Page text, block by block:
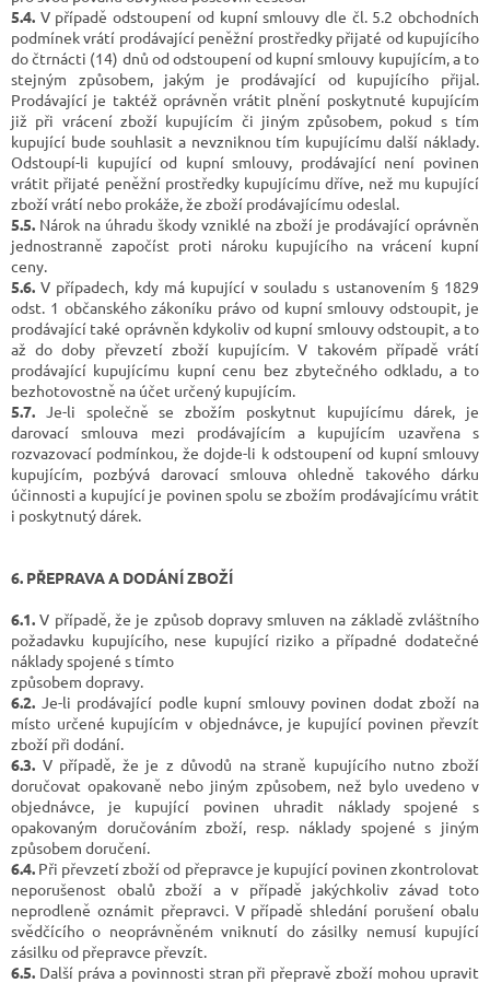
5.4. V případě odstoupení od kupní smlouvy dle čl. 5.2 obchodních
podmínek vrátí prodávající peněžní prostředky přijaté od kupujícího
do čtrnácti (14) dnů od odstoupení od kupní smlouvy kupujícím, a to
stejným způsobem, jakým je prodávající od kupujícího přijal.
Prodávající je taktéž oprávněn vrátit plnění poskytnuté kupujícím
již při vrácení zboží kupujícím či jiným způsobem, pokud s tím
kupující bude souhlasit a nevzniknou tím kupujícímu další náklady.
Odstoupí-li kupující od kupní smlouvy, prodávající není povinen
vrátit přijaté peněžní prostředky kupujícímu dříve, než mu kupující
zboží vrátí nebo prokáže, že zboží prodávajícímu odeslal.
5.5. Nárok na úhradu škody vzniklé na zboží je prodávající oprávněn
jednostranně započíst proti nároku kupujícího na vrácení kupní
ceny.
5.6. V případech, kdy má kupující v souladu s ustanovením § 1829
odst. 1 občanského zákoníku právo od kupní smlouvy odstoupit, je
prodávající také oprávněn kdykoliv od kupní smlouvy odstoupit, a to
až do doby převzetí zboží kupujícím. V takovém případě vrátí
prodávající kupujícímu kupní cenu bez zbytečného odkladu, a to
bezhotovostně na účet určený kupujícím.
5.7. Je-li společně se zbožím poskytnut kupujícímu dárek, je
darovací smlouva mezi prodávajícím a kupujícím uzavřena s
rozvazovací podmínkou, že dojde-li k odstoupení od kupní smlouvy
kupujícím, pozbývá darovací smlouva ohledně takového dárku
účinnosti a kupující je povinen spolu se zbožím prodávajícímu vrátit
i poskytnutý dárek.
6. PŘEPRAVA A DODÁNÍ ZBOŽÍ
6.1. V případě, že je způsob dopravy smluven na základě zvláštního
požadavku kupujícího, nese kupující riziko a případné dodatečné
náklady spojené s tímto
způsobem dopravy.
6.2. Je-li prodávající podle kupní smlouvy povinen dodat zboží na
místo určené kupujícím v objednávce, je kupující povinen převzít
zboží při dodání.
6.3. V případě, že je z důvodů na straně kupujícího nutno zboží
doručovat opakovaně nebo jiným způsobem, než bylo uvedeno v
objednávce, je kupující povinen uhradit náklady spojené s
opakovaným doručováním zboží, resp. náklady spojené s jiným
způsobem doručení.
6.4. Při převzetí zboží od přepravce je kupující povinen zkontrolovat
neporušenost obalů zboží a v případě jakýchkoliv závad toto
neprodleně oznámit přepravci. V případě shledání porušení obalu
svědčícího o neoprávněném vniknutí do zásilky nemusí kupující
zásilku od přepravce převzít.
6.5. Další práva a povinnosti stran při přepravě zboží mohou upravit